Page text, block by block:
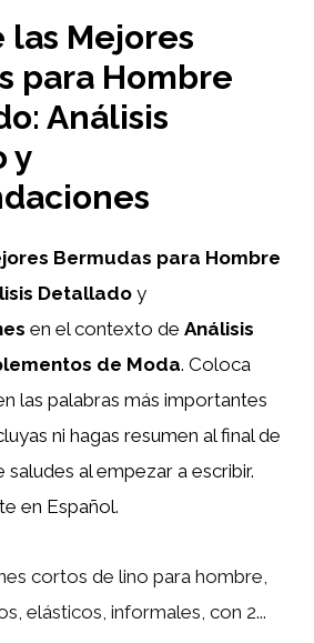
las Mejores
para Hombre
Análisis
y
Bermudas para Hombre
Detallado y
en el contexto de Análisis
de Moda. Coloca
las palabras más importantes
ni hagas resumen al final de
saludes al empezar a escribir.
en Español.
cortos de lino para hombre,
elásticos, informales, con 2...